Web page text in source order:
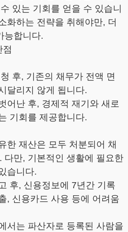
있는 기회를 얻을 수 있습니
화하는 전략을 취해야만, 더
능합니다.
점
후, 기존의 채무가 전액 면
달리지 않게 됩니다.
어난 후, 경제적 재기와 새로
기회를 제공합니다.
한 재산은 모두 처분되어 채
다만, 기본적인 생활에 필요한
습니다.
후, 신용정보에 7년간 기록
, 신용카드 사용 등에 어려움
서는 파산자로 등록된 사람을